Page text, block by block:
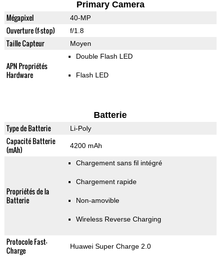
Primary Camera
Mégapixel 40-MP
Ouverture (f-stop) f/1.8
Taille Capteur Moyen
APN Propriétés
Hardware
Double Flash LED
Flash LED
Batterie
Type de Batterie Li-Poly
Capacité Batterie
(mAh)
4200 mAh
Propriétés de la
Batterie
Chargement sans fil intégré
Chargement rapide
Non-amovible
Wireless Reverse Charging
Protocole Fast-
Charge
Huawei Super Charge 2.0